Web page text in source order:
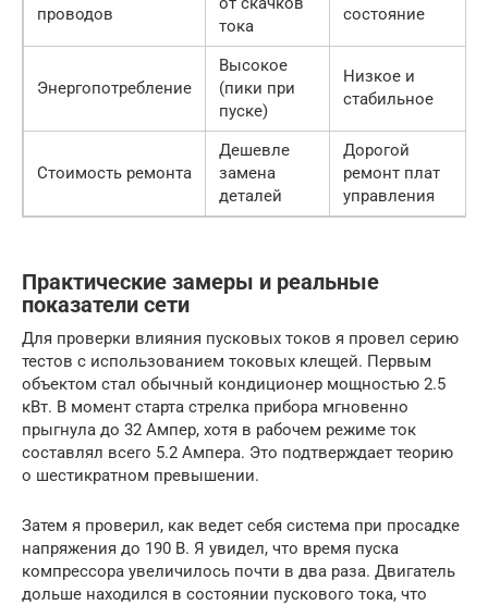
проводов
тока
состояние
Энергопотребление
Высокое
(пики при
пуске)
Низкое и
стабильное
Стоимость ремонта
Дешевле
замена
деталей
Дорогой
ремонт плат
управления
Практические замеры и реальные
показатели сети
Для проверки влияния пусковых токов я провел серию
тестов с использованием токовых клещей. Первым
объектом стал обычный кондиционер мощностью 2.5
кВт. В момент старта стрелка прибора мгновенно
прыгнула до 32 Ампер, хотя в рабочем режиме ток
составлял всего 5.2 Ампера. Это подтверждает теорию
о шестикратном превышении.
Затем я проверил, как ведет себя система при просадке
напряжения до 190 В. Я увидел, что время пуска
компрессора увеличилось почти в два раза. Двигатель
дольше находился в состоянии пускового тока, что